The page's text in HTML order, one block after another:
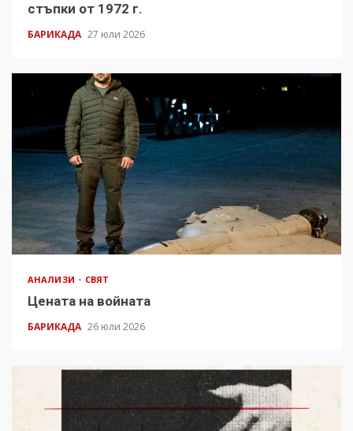
стъпки от 1972 г.
БАРИКАДА 27 юли 2026
АНАЛИЗИ СВЯТ
Цената на войната
БАРИКАДА 26 юли 2026